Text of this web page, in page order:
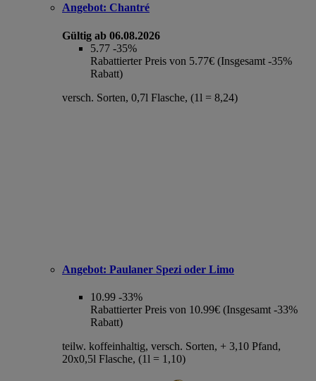
Angebot: Chantré
Gültig ab 06.08.2026
5.77 -35%
Rabattierter Preis von 5.77€ (Insgesamt -35%
Rabatt)
versch. Sorten, 0,7l Flasche, (1l = 8,24)
Angebot: Paulaner Spezi oder Limo
10.99 -33%
Rabattierter Preis von 10.99€ (Insgesamt -33%
Rabatt)
teilw. koffeinhaltig, versch. Sorten, + 3,10 Pfand,
20x0,5l Flasche, (1l = 1,10)